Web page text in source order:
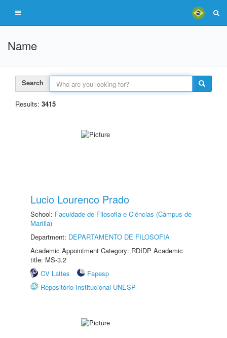
Name
Search
Results: 3415
Lucio Lourenco Prado
School: Faculdade de Filosofia e Ciências (Câmpus de
Marília)
Department: DEPARTAMENTO DE FILOSOFIA
Academic Appointment Category: RDIDP Academic
title: MS-3.2
CV Lattes
Fapesp
Repositório Institucional UNESP